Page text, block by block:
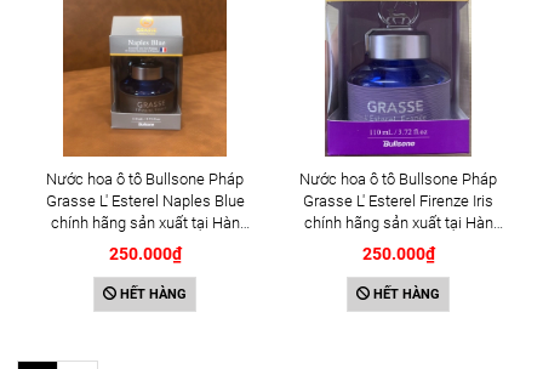
Nước hoa ô tô Bullsone Pháp
Grasse L' Esterel Naples Blue
chính hãng sản xuất tại Hàn
Quốc 100% tinh dầu thiên nhiên
- Mùi hương Lavender
250.000₫
HẾT HÀNG
Nước hoa ô tô Bullsone Pháp
Grasse L' Esterel Firenze Iris
chính hãng sản xuất tại Hàn
Quốc 100% tinh dầu thiên nhiên
- Mùi hương hoa Diên Vĩ
250.000₫
HẾT HÀNG